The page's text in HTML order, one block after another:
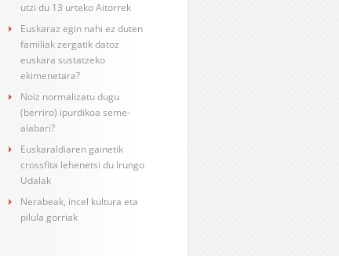
utzi du 13 urteko Aitorrek
Euskaraz egin nahi ez duten
familiak zergatik datoz
euskara sustatzeko
ekimenetara?
Noiz normalizatu dugu
(berriro) ipurdikoa seme-
alabari?
Euskaraldiaren gainetik
crossfita lehenetsi du Irungo
Udalak
Nerabeak, incel kultura eta
pilula gorriak